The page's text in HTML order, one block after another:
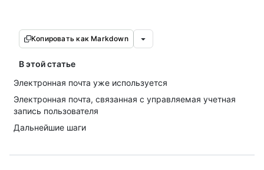
Копировать как Markdown
В этой статье
Электронная почта уже используется
Электронная почта, связанная с управляемая учетная
запись пользователя
Дальнейшие шаги